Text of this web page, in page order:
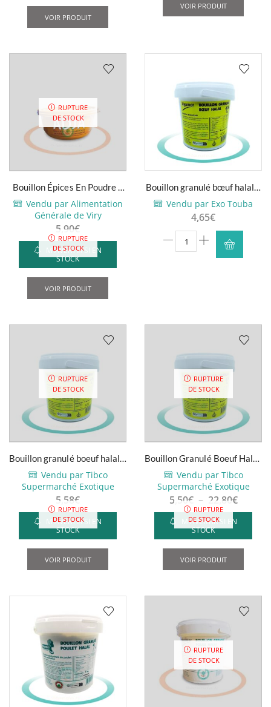
VOIR PRODUIT
VOIR PRODUIT
RUPTURE
DE STOCK
Bouillon Épices En Poudre –
Adja – 1kg
Vendu par Alimentation
Générale de Viry
5,90€
RUPTURE
DE STOCK
M'AVERTIR SI EN
STOCK
VOIR PRODUIT
Bouillon granulé bœuf halal –
1kg
Vendu par Exo Touba
4,65€
quantité
de
-
RUPTURE
DE STOCK
Bouillon granulé boeuf halal –
Légumor – 1kg
Vendu par Tibco
Supermarché Exotique
5,58€
RUPTURE
DE STOCK
M'AVERTIR SI EN
STOCK
VOIR PRODUIT
RUPTURE
DE STOCK
Bouillon Granulé Boeuf Halal,
1kg – 5kg
Vendu par Tibco
Supermarché Exotique
5,50€ – 22,80€Plage
de
5,50€
22,80€
RUPTURE
DE STOCK
M'AVERTIR SI EN
STOCK
VOIR PRODUIT
Ce
Les
RUPTURE
DE STOCK